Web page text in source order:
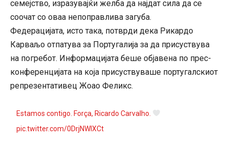
семејство, изразувајќи желба да најдат сила да се
соочат со оваа непоправлива загуба.
Федерацијата, исто така, потврди дека Рикардо
Карваљо отпатува за Португалија за да присуствува
на погребот. Информацијата беше објавена по прес-
конференцијата на која присуствуваше португалскиот
репрезентативец Жоао Феликс.
Estamos contigo. Força, Ricardo Carvalho.
pic.twitter.com/0DrjNWlXCt